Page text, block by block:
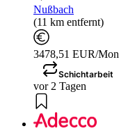
Nußbach
(11 km entfernt)
3478,51 EUR/
Schichtarbeit
vor 2 Tagen